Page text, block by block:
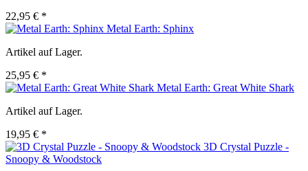
22,95 € *
Metal Earth: Sphinx
Artikel auf Lager.
25,95 € *
Metal Earth: Great White Shark
Artikel auf Lager.
19,95 € *
3D Crystal Puzzle -
Snoopy & Woodstock